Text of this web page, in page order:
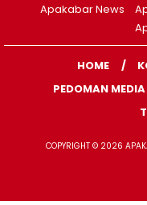
Apakabar News
HOME
PEDOMAN MEDIA
COPYRIGHT © 2026